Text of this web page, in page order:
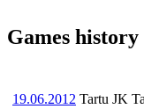
Games history
19.06.2012 Tartu JK